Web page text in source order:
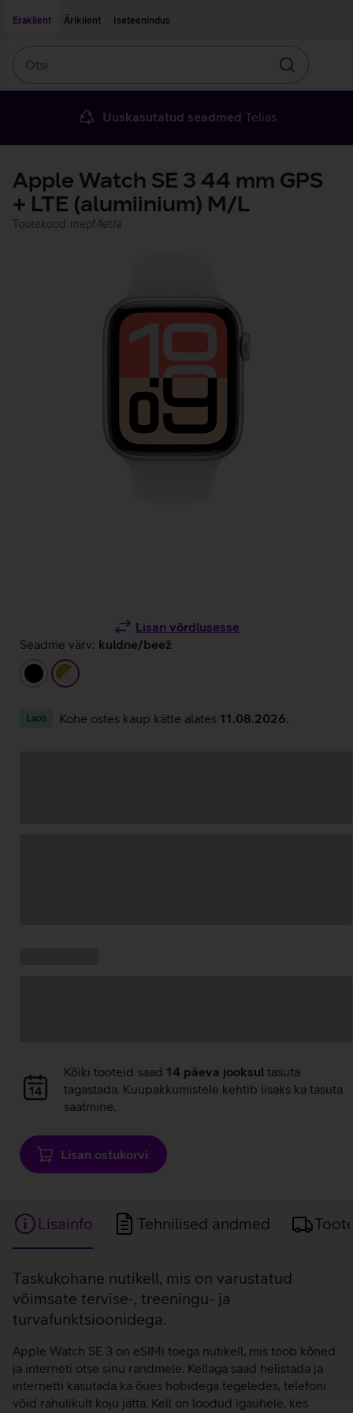
Eraklient
Äriklient Iseteenindus
Otsin
Uuskasutatud seadmed Telias
Apple Watch SE 3 44 mm GPS
+ LTE (alumiinium) M/L
Tootekood: mepf4et/a
Lisan võrdlusesse
Seadme värv: kuldne/beež
mustkuldne/beež
Laos Kohe ostes kaup kätte alates 11.08.2026
Andmete
laadimine
Kõiki tooteid saad 14 päeva jooksul tasuta
tagastada. Kuupakkumistele kehtib lisaks ka tasuta
saatmine.
Lisan ostukorvi
Lisainfo Tehnilised andmed
Lisainfo
Taskukohane nutikell, mis on varustatud
võimsate tervise-, treeningu- ja
turvafunktsioonidega.
Apple Watch SE 3 on eSIMi toega nutikell, mis toob kõned
ja interneti otse sinu randmele. Kellaga saad helistada ja
internetti kasutada ka õues hobidega tegeledes, telefoni
võid rahulikult koju jätta. Kell on loodud igaühele, kes